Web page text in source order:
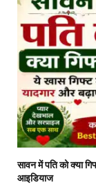
सावन में पति को क्या
आइडियाज